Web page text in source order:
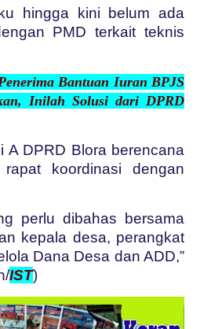
hingga kini belum ada
PMD terkait teknis
Bantuan Iuran BPJS
Inilah Solusi dari DPRD
A DPRD Blora berencana
koordinasi dengan
perlu dibahas bersama
kepala desa, perangkat
Dana Desa dan ADD,”
IST)